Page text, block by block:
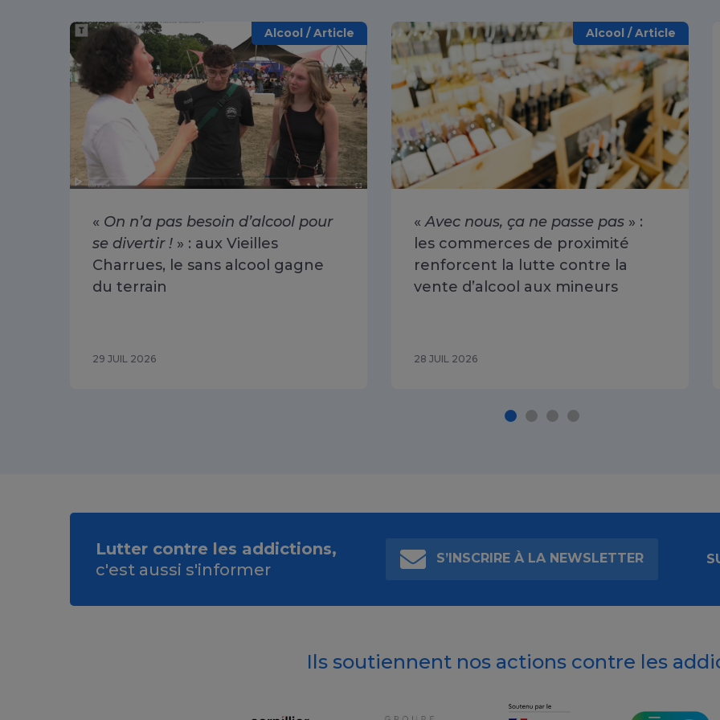
Alcool / Article
« On n’a pas besoin d’alcool pour
se divertir ! » : aux Vieilles
Charrues, le sans alcool gagne
du terrain
29 JUIL 2026
Alcool / Article
«Avec nous, ça ne passe pas » :
les commerces de proximité
renforcent la lutte contre la
vente d’alcool aux mineurs
28 JUIL 2026
Lutter contre les addictions,
c'est aussi s'informer
S’INSCRIRE À LA NEWSLETTER
Ils soutiennent nos actions contre les